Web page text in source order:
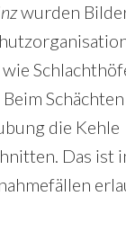
wurden
wie
Beim
die Kehle
Das ist